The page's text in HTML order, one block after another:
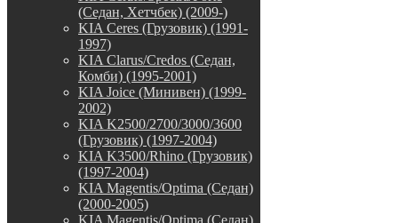
(Седан, Хетчбек) (2009-)
KIA Ceres (Грузовик) (1991-
1997)
KIA Clarus/Credos (Седан,
Комби) (1995-2001)
KIA Joice (Минивен) (1999-
2002)
KIA K2500/2700/3000/3600
(Грузовик) (1997-2004)
KIA K3500/Rhino (Грузовик)
(1997-2004)
KIA Magentis/Optima (Седан)
(2000-2005)
KIA Magentis/Optima (Седан)